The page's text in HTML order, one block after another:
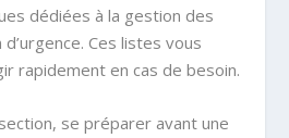
dédiées à la gestion des
Ces listes vous
rapidement en cas de besoin.
se préparer avant une